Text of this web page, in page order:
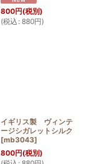
800円(税別)
(税込 : 880円)
イギリス製 ヴィンテ
ージシガレットシルク
[mb3043]
800円(税別)